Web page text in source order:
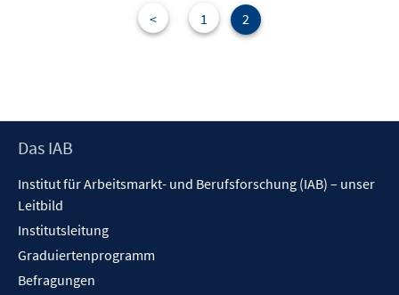
< 1 2
Footer
Das IAB
Institut für Arbeitsmarkt- und Berufsforschung (IAB) – unser
Leitbild
Institutsleitung
Graduiertenprogramm
Befragungen